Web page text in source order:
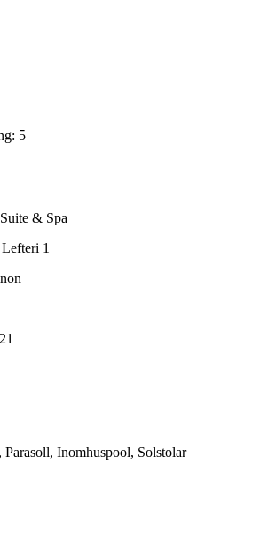
: 5
& Spa
1
Parasoll, Inomhuspool, Solstolar